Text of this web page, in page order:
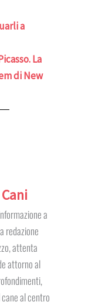
a
La
di New
a
redazione
attenta
attorno al
al centro